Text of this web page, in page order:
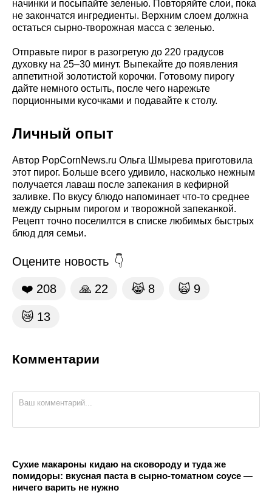
начинки и посыпайте зеленью. Повторяйте слои, пока
не закончатся ингредиенты. Верхним слоем должна
остаться сырно-творожная масса с зеленью.
Отправьте пирог в разогретую до 220 градусов
духовку на 25–30 минут. Выпекайте до появления
аппетитной золотистой корочки. Готовому пирогу
дайте немного остыть, после чего нарежьте
порционными кусочками и подавайте к столу.
Личный опыт
Автор PopCornNews.ru Ольга Шмырева приготовила
этот пирог. Больше всего удивило, насколько нежным
получается лаваш после запекания в кефирной
заливке. По вкусу блюдо напоминает что-то среднее
между сырным пирогом и творожной запеканкой.
Рецепт точно поселилтся в списке любимых быстрых
блюд для семьи.
Оцените новость
❤️ 208 🙏 22 😹 8 🙀 9
😿 13
Комментарии
Сухие макароны кидаю на сковороду и туда же
помидоры: вкусная паста в сырно-томатном соусе —
ничего варить не нужно